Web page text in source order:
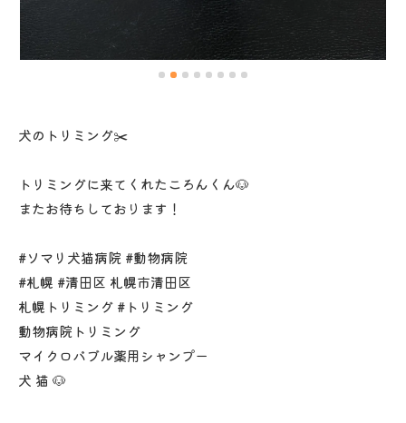
犬のトリミング✂️
トリミングに来てくれたころんくん🐶
またお待ちしております！
#ソマリ犬猫病院 #動物病院
#札幌 #清田区 札幌市清田区
札幌トリミング #トリミング
動物病院トリミング
マイクロバブル薬用シャンプー
犬 猫 🐶